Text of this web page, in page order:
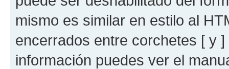
mismo es similar en estilo al
encerrados entre corchetes [ y
información puedes ver el